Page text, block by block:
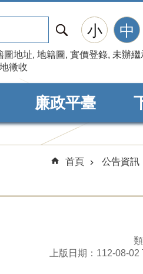
尋
圖地址 地籍圖 實價登錄 未辦繼
徵收
小 中
廉政平臺
首頁
公告資訊
上版日期：112-08-